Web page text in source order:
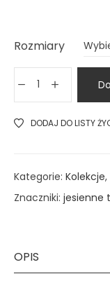
Rozmiary
DODAJ DO LISTY
Kategorie: Kolekcje,
Znaczniki: jesienne
OPIS